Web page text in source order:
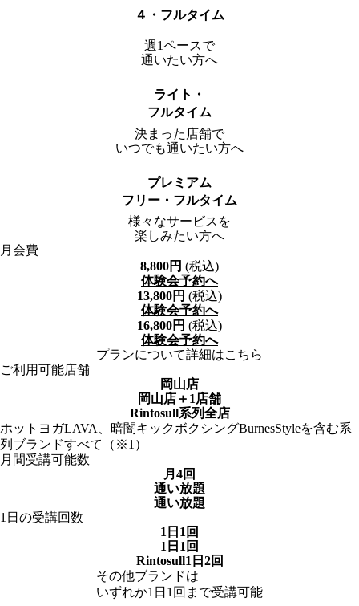
４・フルタイム
週1ペースで
通いたい方へ
ライト・
フルタイム
決まった店舗で
いつでも通いたい方へ
プレミアム
フリー・フルタイム
様々なサービスを
楽しみたい方へ
月会費
8,800円 (税込)
体験会予約へ
13,800円 (税込)
体験会予約へ
16,800円 (税込)
体験会予約へ
プランについて詳細はこちら
ご利用可能店舗
岡山店
岡山店＋1店舗
Rintosull系列全店
ホットヨガLAVA、暗闇キックボクシングBurnesStyleを含む系
列ブランドすべて（※1）
月間受講可能数
月4回
通い放題
通い放題
1日の受講回数
1日1回
1日1回
Rintosull1日2回
その他ブランドは
いずれか1日1回まで受講可能